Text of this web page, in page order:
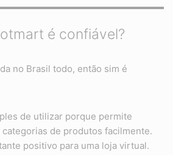
é confiável?
no Brasil todo, então sim é
de utilizar porque permite
categorias de produtos facilmente.
positivo para uma loja virtual.